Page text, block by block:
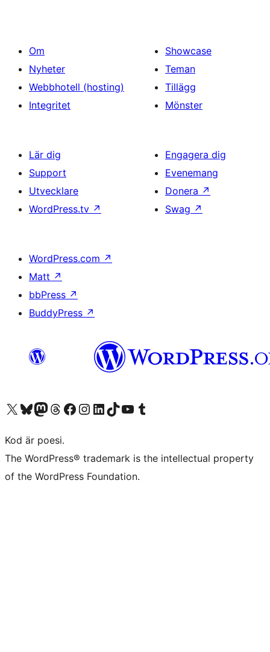
Om
Nyheter
Webbhotell (hosting)
Integritet
Showcase
Teman
Tillägg
Mönster
Lär dig
Support
Utvecklare
WordPress.tv ↗
Engagera dig
Evenemang
Donera ↗
Swag ↗
WordPress.com ↗
Matt ↗
bbPress ↗
BuddyPress ↗
Besök vår X-konto (f.d. Twitter)
Besök vårt Bluesky-konto
Besök vårt Mastodon-konto
Besök vårt Thread-konto
Besök vår Facebook-sidaBesök vårt Instagram-konto
Besök vårt LinkedIn-konto
Besök vårt TikTok-konto
Besök vår YouTube-kanalBesök vårt Tumblr-konto
Kod är poesi.
The WordPress® trademark is the intellectual property
of the WordPress Foundation.